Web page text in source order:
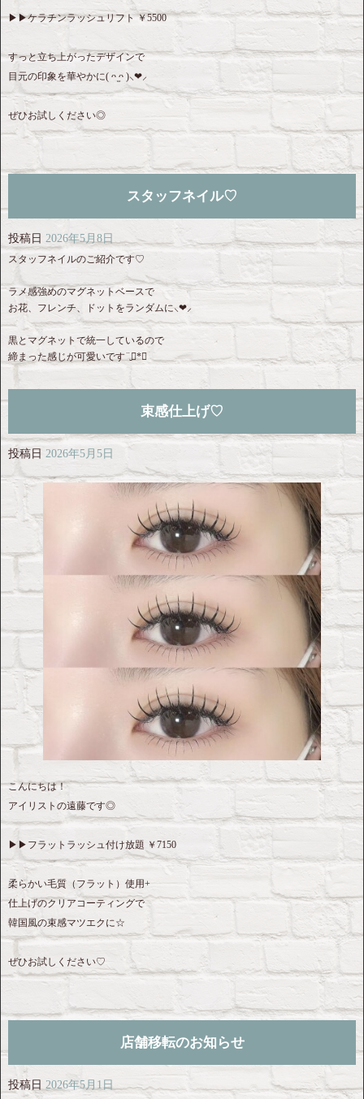
▶︎▶︎ケラチンラッシュリフト ￥5500
すっと立ち上がったデザインで
目元の印象を華やかに( ᴖ ̫ᴖ )⸜❤︎⸝‍
ぜひお試しください◎
スタッフネイル♡
投稿日 2026年5月8日
スタッフネイルのご紹介です♡
ラメ感強めのマグネットベースで
お花、フレンチ、ドットをランダムに⸜❤︎⸝‍
黒とマグネットで統一しているので
締まった感じが可愛いです¨̮⃝*･
束感仕上げ♡
投稿日 2026年5月5日
こんにちは！
アイリストの遠藤です◎
▶︎▶︎フラットラッシュ付け放題 ￥7150
柔らかい毛質（フラット）使用+
仕上げのクリアコーティングで
韓国風の束感マツエクに☆
ぜひお試しください♡
店舗移転のお知らせ
投稿日 2026年5月1日